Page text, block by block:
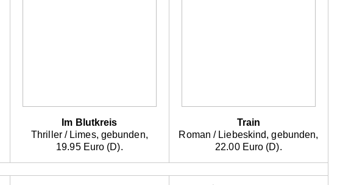
Im Blutkreis
Thriller / Limes, gebunden,
19.95 Euro (D).
Train
Roman / Liebeskind, gebunden,
22.00 Euro (D).